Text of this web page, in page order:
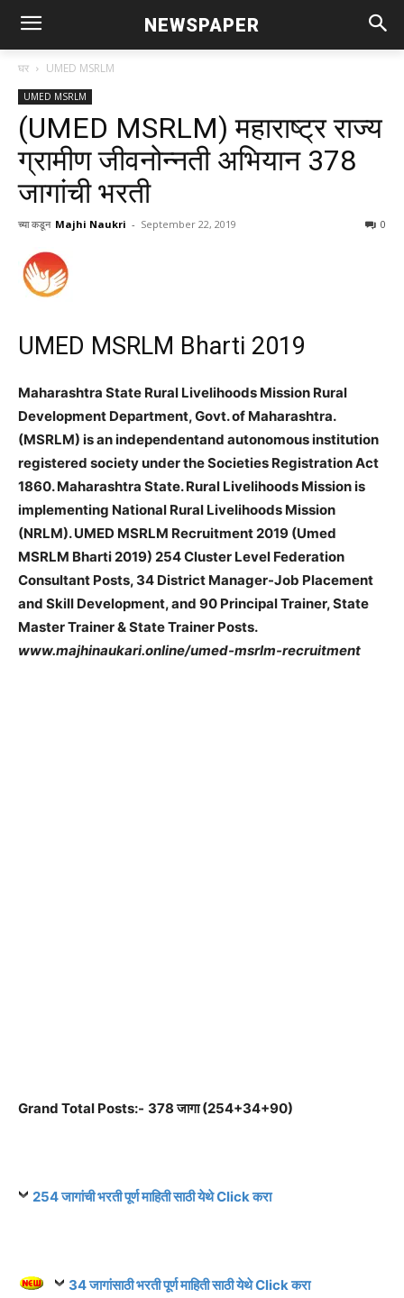
NEWSPAPER
घर UMED MSRLM
UMED MSRLM
(UMED MSRLM) महाराष्ट्र राज्य
ग्रामीण जीवनोन्नती अभियान 378
जागांची भरती
च्या कडून Majhi Naukri - September 22, 2019 0
UMED MSRLM Bharti 2019
Maharashtra State Rural Livelihoods Mission Rural
Development Department, Govt. of Maharashtra.
(MSRLM) is an independentand autonomous institution
registered society under the Societies Registration Act
1860. Maharashtra State. Rural Livelihoods Mission is
implementing National Rural Livelihoods Mission
(NRLM). UMED MSRLM Recruitment 2019 (Umed
MSRLM Bharti 2019) 254 Cluster Level Federation
Consultant Posts, 34 District Manager-Job Placement
and Skill Development, and 90 Principal Trainer, State
Master Trainer & State Trainer Posts.
www.majhinaukari.online/umed-msrlm-recruitment
Grand Total Posts:- 378 जागा (254+34+90)
254 जागांची भरती पूर्ण माहिती साठी येथे Click करा
34 जागांसाठी भरती पूर्ण माहिती साठी येथे Click करा